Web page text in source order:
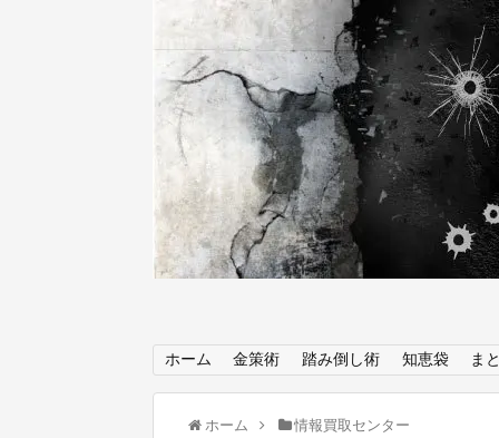
ホーム 金策術 踏み倒し術 知恵袋 ま
ホーム 情報買取センター